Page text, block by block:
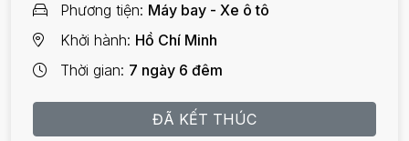
Phương tiện Máy bay - Xe ô tô
Khởi hành Hồ Chí Minh
Thời gian 7 ngày 6 đêm
ĐÃ KẾT THÚC